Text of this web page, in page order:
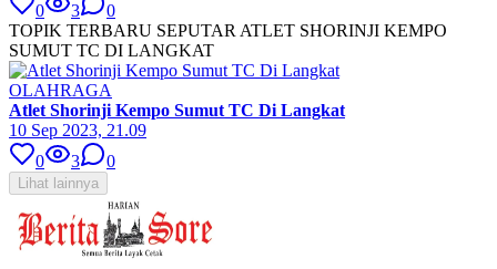
0
3
0
TOPIK TERBARU SEPUTAR ATLET SHORINJI KEMPO
SUMUT TC DI LANGKAT
OLAHRAGA
Atlet Shorinji Kempo Sumut TC Di Langkat
10 Sep 2023, 21.09
0
3 0
Lihat lainnya